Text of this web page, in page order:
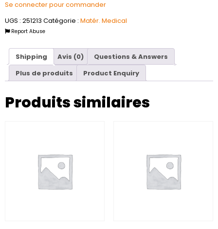
Se connecter pour commander
UGS : 251213 Catégorie : Matér. Medical
Report Abuse
Shipping Avis (0)
Questions & Answers
Plus de produits
Product Enquiry
Produits similaires